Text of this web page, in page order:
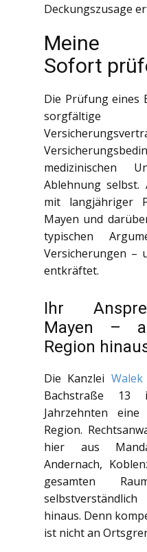
Deckungszusage
Meine
Sofort
Die Prüfung eines
sorgfältige
medizinischen
Ablehnung selbst.
mit langjähriger
Mayen und
typischen
Versicherungen –
entkräftet.
Ihr
Mayen –
Region
Die Kanzlei Walek
Bachstraße
Jahrzehnten
Region.
hier aus
Andernach,
gesamten
hinaus. Denn
ist nicht an